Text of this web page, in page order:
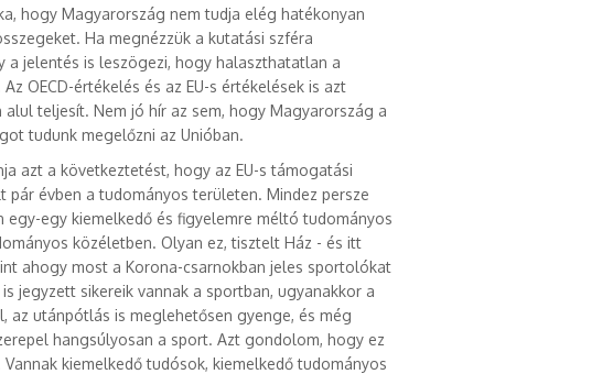
hogy Magyarország nem tudja elég hatékonyan
Ha megnézzük a kutatási szféra
jelentés is leszögezi, hogy halaszthatatlan a
OECD-értékelés és az EU-s értékelések is azt
teljesít. Nem jó hír az sem, hogy Magyarország a
tudunk megelőzni az Unióban.
azt a következtetést, hogy az EU-s támogatási
évben a tudományos területen. Mindez persze
egy kiemelkedő és figyelemre méltó tudományos
közéletben. Olyan ez, tisztelt Ház - és itt
ahogy most a Korona-csarnokban jeles sportolókat
jegyzett sikereik vannak a sportban, ugyanakkor a
az utánpótlás is meglehetősen gyenge, és még
hangsúlyosan a sport. Azt gondolom, hogy ez
kiemelkedő tudósok, kiemelkedő tudományos